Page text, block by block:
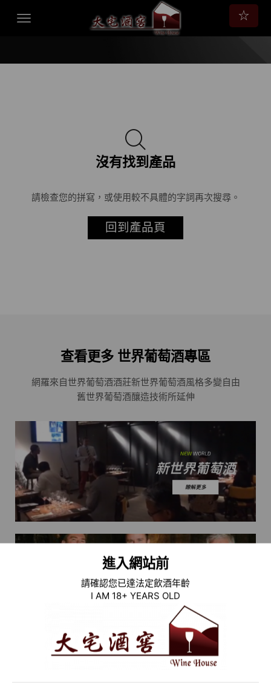
進入網站前
請確認您已達法定飲酒年齡
I AM 18+ YEARS OLD
☆
沒有找到產品
請檢查您的拼寫，或使用較不具體的字詞再次搜尋。
回到產品頁
查看更多 世界葡萄酒專區
網羅來自世界葡萄酒酒莊新世界葡萄酒風格多變自由
舊世界葡萄酒釀造技術所延伸